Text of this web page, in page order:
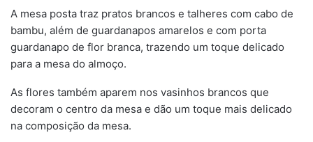
A mesa posta traz pratos brancos e talheres com cabo de
bambu, além de guardanapos amarelos e com porta
guardanapo de flor branca, trazendo um toque delicado
para a mesa do almoço.
As flores também aparem nos vasinhos brancos que
decoram o centro da mesa e dão um toque mais delicado
na composição da mesa.